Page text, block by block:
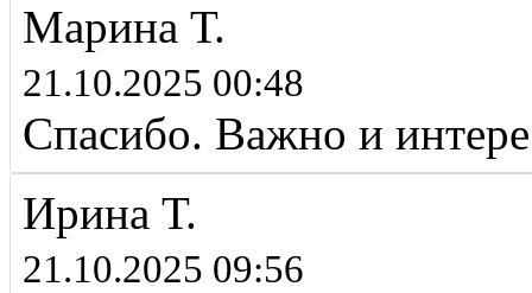
Марина Т.
21.10.2025 00:48
Спасибо. Важно и
Ирина Т.
21.10.2025 09:56